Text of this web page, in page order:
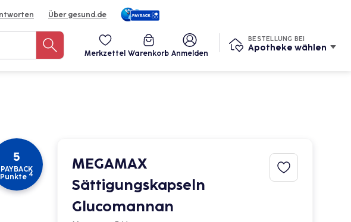
Über gesund.de
Merkzettel Warenkorb Anmelden
BESTELLUNG BEI
Apotheke wählen
Meine Services
5
PAYBACK
Punkte 4
MEGAMAX
Sättigungskapseln
Glucomannan